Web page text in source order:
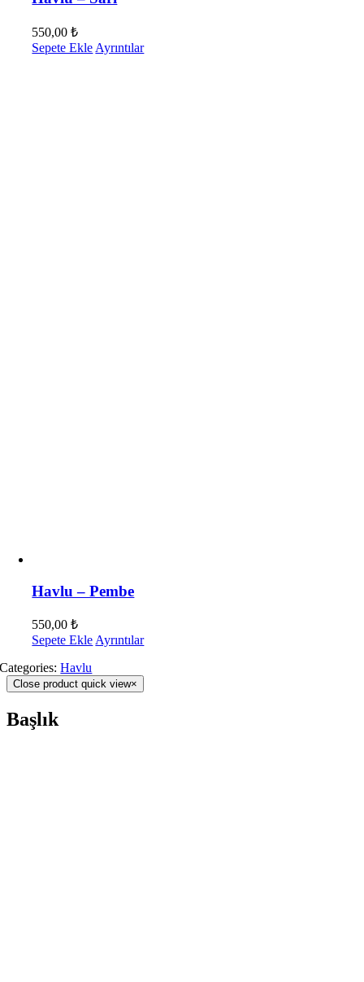
550,00₺
Sepete Ekle Ayrıntılar
Havlu – Pembe
550,00₺
Sepete EkleAyrıntılar
Categories:Havlu
Close product quick view×
Başlık